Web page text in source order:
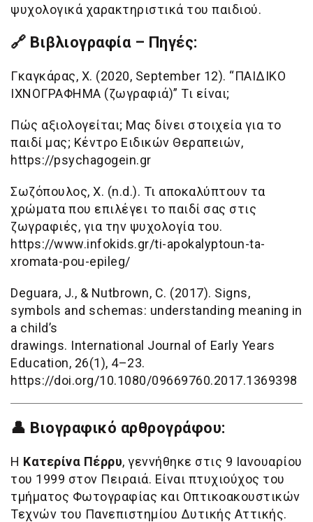
ψυχολογικά χαρακτηριστικά του παιδιού.
🔗 Βιβλιογραφία – Πηγές:
Γκαγκάρας, Χ. (2020, September 12). “ΠΑΙΔΙΚΟ
ΙΧΝΟΓΡΑΦΗΜΑ (ζωγραφιά)” Τι είναι;
Πώς αξιολογείται; Μας δίνει στοιχεία για το
παιδί μας; Κέντρο Ειδικών Θεραπειών,
https://psychagogein.gr
Σωζόπουλος, Χ. (n.d.). Τι αποκαλύπτουν τα
χρώματα που επιλέγει το παιδί σας στις
ζωγραφιές, για την ψυχολογία του.
https://www.infokids.gr/ti-apokalyptoun-ta-
xromata-pou-epileg/
Deguara, J., & Nutbrown, C. (2017). Signs,
symbols and schemas: understanding meaning in
a child’s
drawings. International Journal of Early Years
Education, 26(1), 4–23.
https://doi.org/10.1080/09669760.2017.1369398
👤 Βιογραφικό αρθρογράφου:
Η Κατερίνα Πέρρυ, γεννήθηκε στις 9 Ιανουαρίου
του 1999 στον Πειραιά. Είναι πτυχιούχος του
τμήματος Φωτογραφίας και Οπτικοακουστικών
Τεχνών του Πανεπιστημίου Δυτικής Αττικής.